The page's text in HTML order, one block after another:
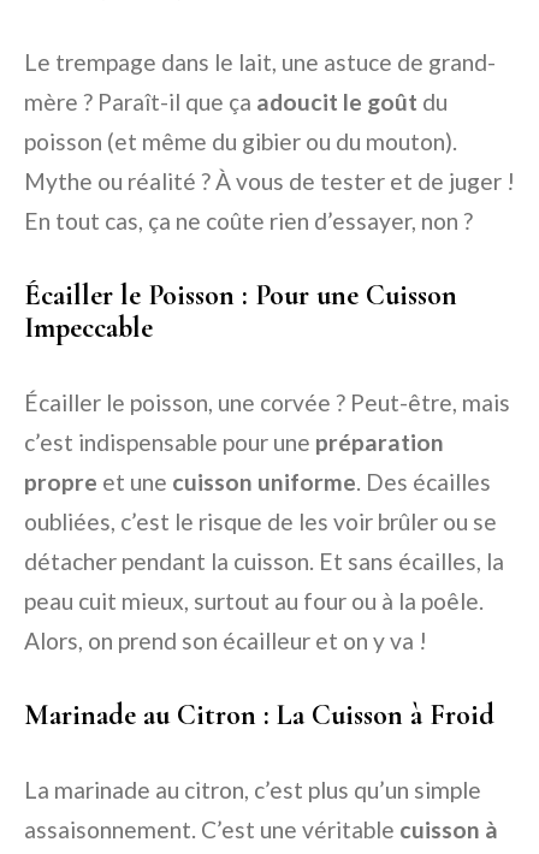
Le trempage dans le lait, une astuce de grand-
mère ? Paraît-il que ça adoucit le goût du
poisson (et même du gibier ou du mouton).
Mythe ou réalité ? À vous de tester et de juger !
En tout cas, ça ne coûte rien d’essayer, non ?
Écailler le Poisson : Pour une Cuisson
Impeccable
Écailler le poisson, une corvée ? Peut-être, mais
c’est indispensable pour une préparation
propre et une cuisson uniforme. Des écailles
oubliées, c’est le risque de les voir brûler ou se
détacher pendant la cuisson. Et sans écailles, la
peau cuit mieux, surtout au four ou à la poêle.
Alors, on prend son écailleur et on y va !
Marinade au Citron : La Cuisson à Froid
La marinade au citron, c’est plus qu’un simple
assaisonnement. C’est une véritable cuisson à